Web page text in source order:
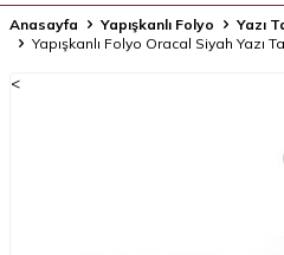
Anasayfa Yapışkanlı Folyo
Yazı
Yapışkanlı Folyo Oracal Siyah Yazı
<